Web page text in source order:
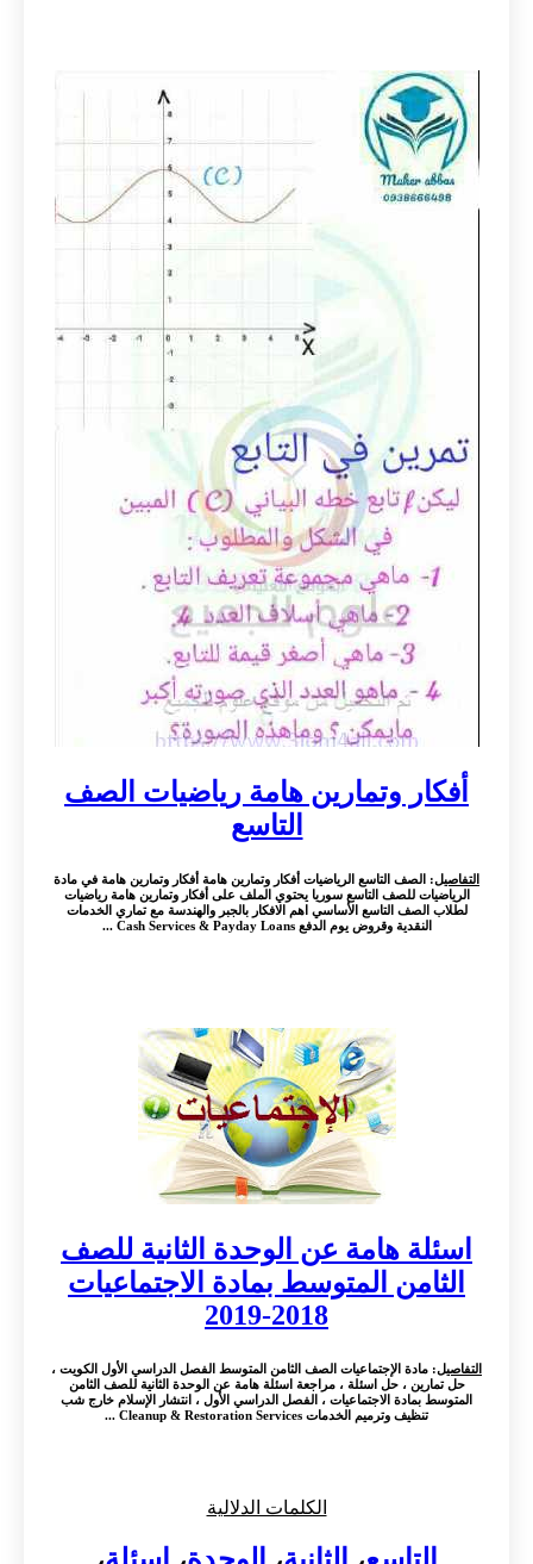
أفكار وتمارين هامة رياضيات الصف
التاسع
التفاصيل: الصف التاسع الرياضيات أفكار وتمارين هامة أفكار وتمارين هامة في مادة
الرياضيات للصف التاسع سوريا يحتوي الملف على أفكار وتمارين هامة رياضيات
لطلاب الصف التاسع الأساسي اهم الافكار بالجبر والهندسة مع تماري الخدمات
النقدية وقروض يوم الدفع Cash Services & Payday Loans ...
اسئلة هامة عن الوحدة الثانية للصف
الثامن المتوسط بمادة الاجتماعيات
2018-2019
التفاصيل: مادة الإجتماعيات الصف الثامن المتوسط الفصل الدراسي الأول الكويت ،
حل تمارين ، حل اسئلة ، مراجعة اسئلة هامة عن الوحدة الثانية للصف الثامن
المتوسط بمادة الاجتماعيات ، الفصل الدراسي الأول ، انتشار الإسلام خارج شب
تنظيف وترميم الخدمات Cleanup & Restoration Services ...
الكلمات الدلالية